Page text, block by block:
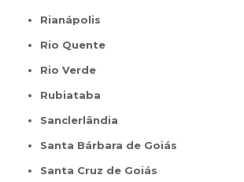
Rianápolis
Rio Quente
Rio Verde
Rubiataba
Sanclerlândia
Santa Bárbara de Goiás
Santa Cruz de Goiás